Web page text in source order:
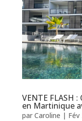
VENTE FLASH
en Martinique
par Caroline | Fév